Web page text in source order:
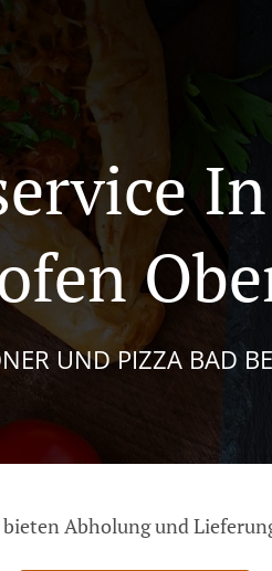
UND PIZZA BAD
Abholung und